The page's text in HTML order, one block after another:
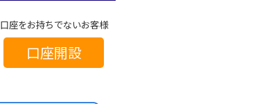
口座をお持ちでないお客様
口座開設